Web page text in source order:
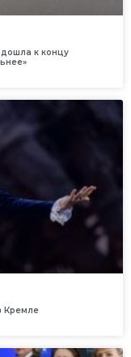
к концу
Кремле